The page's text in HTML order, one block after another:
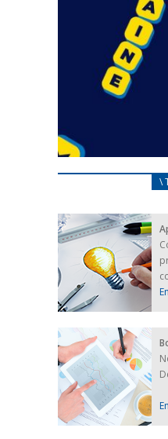
CARNET
25 avril 2022
Afin d’accompagner
ukrainiens arrivés en
FEUILLETER
\